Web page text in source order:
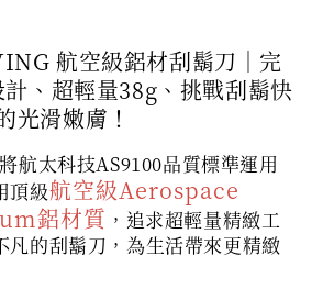
航空級鋁材刮鬍刀｜完
、超輕量38g、挑戰刮鬍快
光滑嫩膚！
航太科技AS9100品質標準運用
頂級航空級Aerospace
鋁材質 ，追求超輕量精緻工
凡的刮鬍刀，為生活帶來更精緻